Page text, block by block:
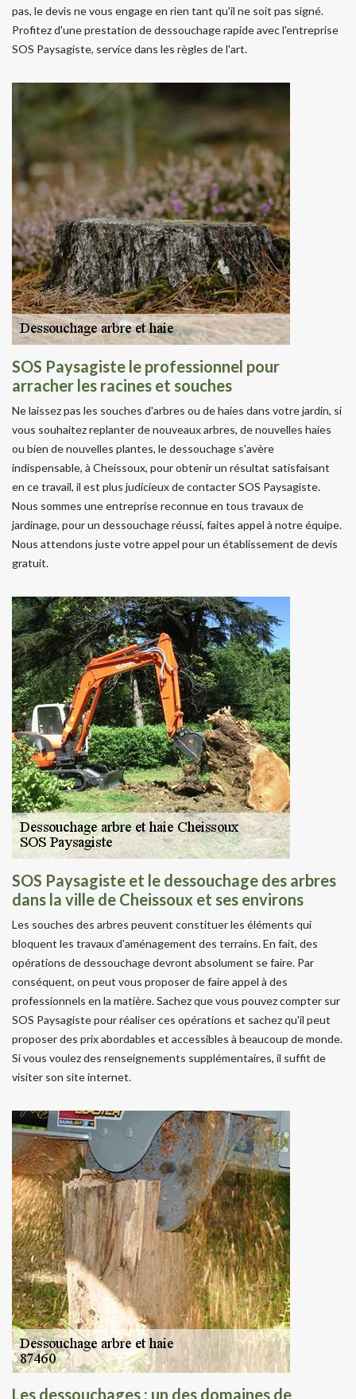
pas, le devis ne vous engage en rien tant qu'il ne soit pas signé.
Profitez d'une prestation de dessouchage rapide avec l'entreprise
SOS Paysagiste, service dans les règles de l'art.
SOS Paysagiste le professionnel pour
arracher les racines et souches
Ne laissez pas les souches d'arbres ou de haies dans votre jardin, si
vous souhaitez replanter de nouveaux arbres, de nouvelles haies
ou bien de nouvelles plantes, le dessouchage s'avère
indispensable, à Cheissoux, pour obtenir un résultat satisfaisant
en ce travail, il est plus judicieux de contacter SOS Paysagiste.
Nous sommes une entreprise reconnue en tous travaux de
jardinage, pour un dessouchage réussi, faites appel à notre équipe.
Nous attendons juste votre appel pour un établissement de devis
gratuit.
SOS Paysagiste et le dessouchage des arbres
dans la ville de Cheissoux et ses environs
Les souches des arbres peuvent constituer les éléments qui
bloquent les travaux d'aménagement des terrains. En fait, des
opérations de dessouchage devront absolument se faire. Par
conséquent, on peut vous proposer de faire appel à des
professionnels en la matière. Sachez que vous pouvez compter sur
SOS Paysagiste pour réaliser ces opérations et sachez qu'il peut
proposer des prix abordables et accessibles à beaucoup de monde.
Si vous voulez des renseignements supplémentaires, il suffit de
visiter son site internet.
Les dessouchages : un des domaines de